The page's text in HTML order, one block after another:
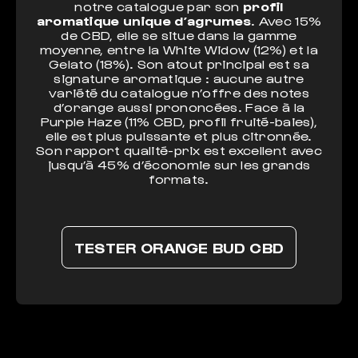
notre catalogue par son profil
aromatique unique d’agrumes . Avec 15%
de CBD, elle se situe dans la gamme
moyenne, entre la White Widow (12%) et la
Gelato (18%). Son atout principal est sa
signature aromatique : aucune autre
variété du catalogue n’offre des notes
d’orange aussi prononcées. Face à la
Purple Haze (11% CBD, profil fruité-baies),
elle est plus puissante et plus citronnée.
Son rapport qualité-prix est excellent avec
jusqu’à 45% d’économie sur les grands
formats.
TESTER ORANGE BUD CBD